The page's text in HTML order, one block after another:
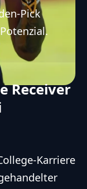
Pick
Receiver
Karriere